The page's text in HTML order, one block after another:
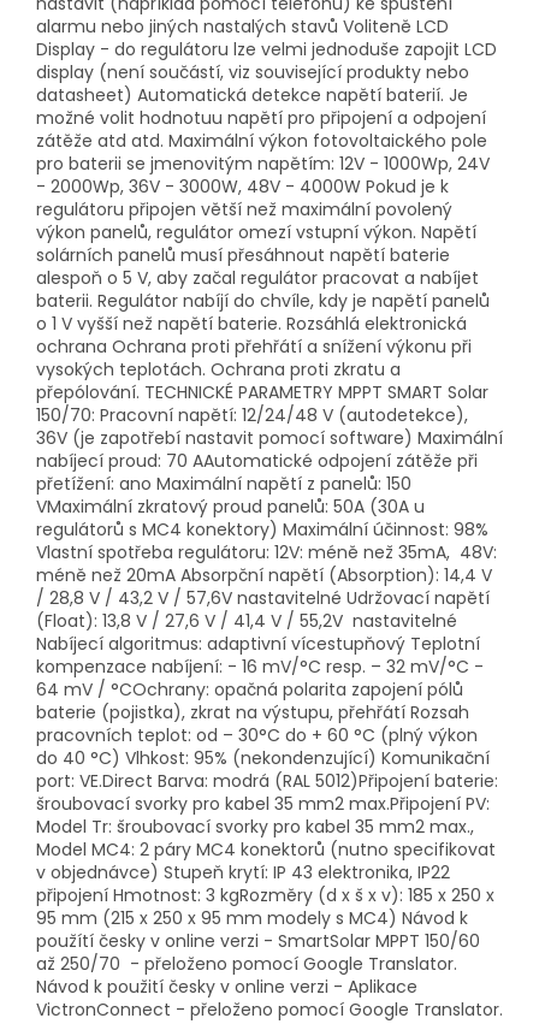
alarmu nebo jiných nastalých stavů Voliteně LCD
Display - do regulátoru lze velmi jednoduše zapojit LCD
display (není součástí, viz související produkty nebo
datasheet) Automatická detekce napětí baterií. Je
možné volit hodnotuu napětí pro připojení a odpojení
zátěže atd atd. Maximální výkon fotovoltaického pole
pro baterii se jmenovitým napětím: 12V - 1000Wp, 24V
- 2000Wp, 36V - 3000W, 48V - 4000W Pokud je k
regulátoru připojen větší než maximální povolený
výkon panelů, regulátor omezí vstupní výkon. Napětí
solárních panelů musí přesáhnout napětí baterie
alespoň o 5 V, aby začal regulátor pracovat a nabíjet
baterii. Regulátor nabíjí do chvíle, kdy je napětí panelů
o 1 V vyšší než napětí baterie. Rozsáhlá elektronická
ochrana Ochrana proti přehřátí a snížení výkonu při
vysokých teplotách. Ochrana proti zkratu a
přepólování. TECHNICKÉ PARAMETRY MPPT SMART Solar
150/70: Pracovní napětí: 12/24/48 V (autodetekce),
36V (je zapotřebí nastavit pomocí software) Maximální
nabíjecí proud: 70 AAutomatické odpojení zátěže při
přetížení: ano Maximální napětí z panelů: 150
VMaximální zkratový proud panelů: 50A (30A u
regulátorů s MC4 konektory) Maximální účinnost: 98%
Vlastní spotřeba regulátoru: 12V: méně než 35mA, 48V:
méně než 20mA Absorpční napětí (Absorption): 14,4 V
/ 28,8 V / 43,2 V / 57,6V nastavitelné Udržovací napětí
(Float): 13,8 V / 27,6 V / 41,4 V / 55,2V nastavitelné
Nabíjecí algoritmus: adaptivní vícestupňový Teplotní
kompenzace nabíjení: - 16 mV/°C resp. – 32 mV/°C -
64 mV / °COchrany: opačná polarita zapojení pólů
baterie (pojistka), zkrat na výstupu, přehřátí Rozsah
pracovních teplot: od – 30°C do + 60 °C (plný výkon
do 40 °C) Vlhkost: 95% (nekondenzující) Komunikační
port: VE.Direct Barva: modrá (RAL 5012)Připojení baterie:
šroubovací svorky pro kabel 35 mm2 max.Připojení PV:
Model Tr: šroubovací svorky pro kabel 35 mm2 max.,
Model MC4: 2 páry MC4 konektorů (nutno specifikovat
v objednávce) Stupeň krytí: IP 43 elektronika, IP22
připojení Hmotnost: 3 kgRozměry (d x š x v): 185 x 250 x
95 mm (215 x 250 x 95 mm modely s MC4) Návod k
použítí česky v online verzi - SmartSolar MPPT 150/60
až 250/70 - přeloženo pomocí Google Translator.
Návod k použití česky v online verzi - Aplikace
VictronConnect - přeloženo pomocí Google Translator.